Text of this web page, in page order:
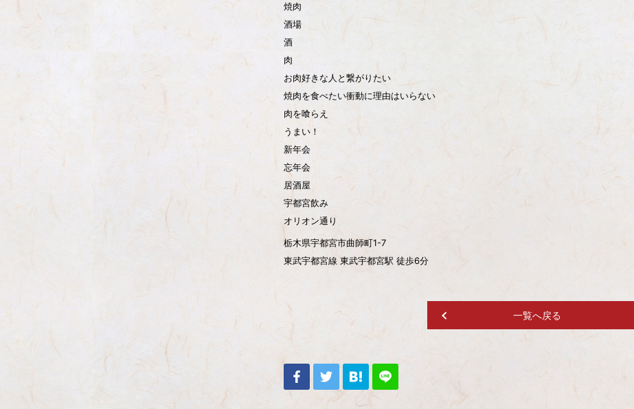
焼肉
酒場
酒
肉
お肉好きな人と繋がりたい
焼肉を食べたい衝動に理由はいらない
肉を喰らえ
うまい！
新年会
忘年会
居酒屋
宇都宮飲み
オリオン通り
栃木県宇都宮市曲師町1-7
東武宇都宮線 東武宇都宮駅 徒歩6分
一覧へ戻る